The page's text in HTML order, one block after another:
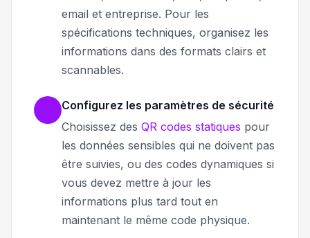
email et entreprise. Pour les
spécifications techniques, organisez les
informations dans des formats clairs et
scannables.
Configurez les paramètres de sécurité
Choisissez des QR codes statiques pour
les données sensibles qui ne doivent pas
être suivies, ou des codes dynamiques si
vous devez mettre à jour les
informations plus tard tout en
maintenant le même code physique.